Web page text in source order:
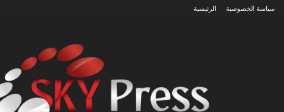
الرئيسية سياسة الخصوصية